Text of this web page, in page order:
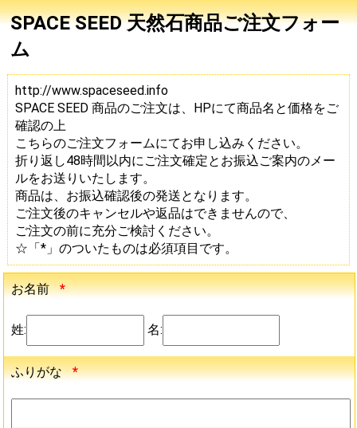
SPACE SEED 天然石商品ご注文フォー
ム
http://www.spaceseed.info
SPACE SEED 商品のご注文は、HPにて商品名と価格をご
確認の上
こちらのご注文フォームにてお申し込みください。
折り返し48時間以内にご注文確定とお振込ご案内のメー
ルをお送りいたします。
商品は、お振込確認後の発送となります。
ご注文後のキャンセルや返品はできませんので、
ご注文の前に充分ご検討ください。
☆「*」のついたものは必須項目です。
お名前 *
姓: 名:
ふりがな *